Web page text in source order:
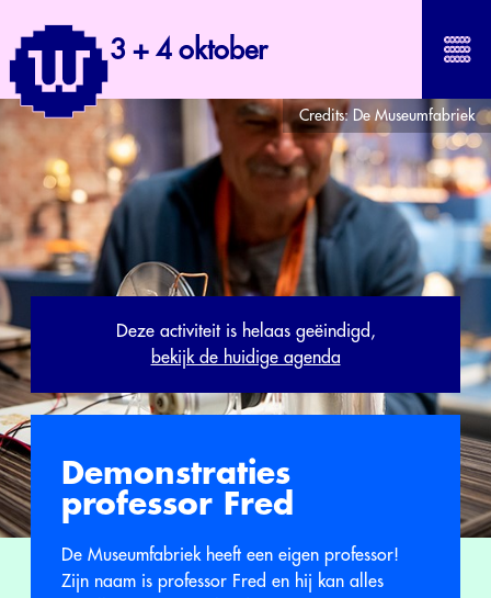
3 + 4 oktober
Credits: De Museumfabriek
Deze activiteit is helaas geëindigd,
bekijk de huidige agenda
Demonstraties
professor Fred
De Museumfabriek heeft een eigen professor!
Zijn naam is professor Fred en hij kan alles